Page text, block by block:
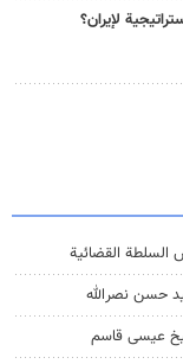
لإيران؟
السلطة القضائیة
حسن نصرالله
عيسى قاسم